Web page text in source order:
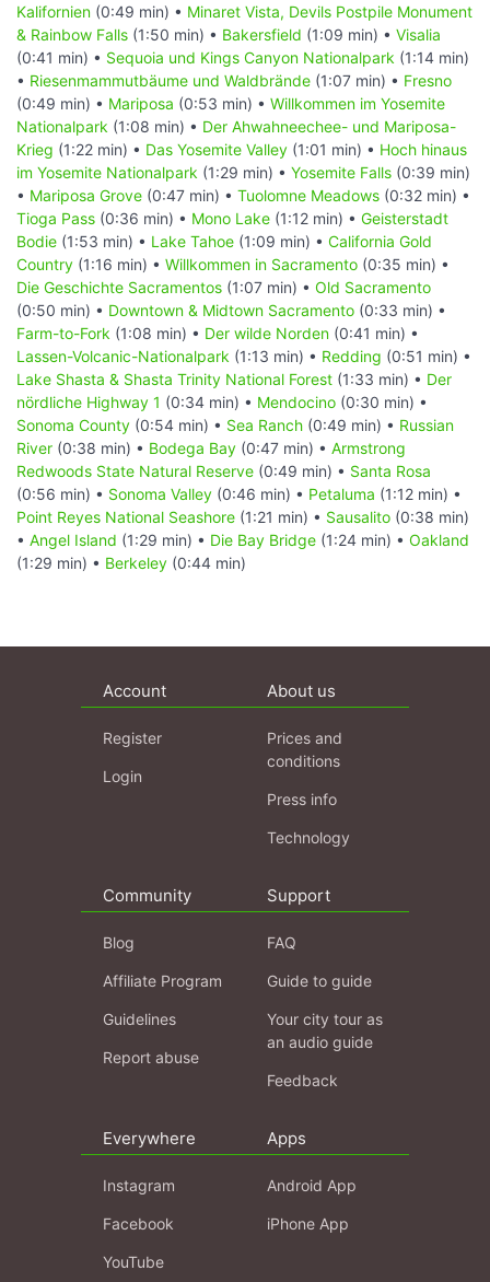
Kalifornien (0:49 min) • Minaret Vista, Devils Postpile Monument
& Rainbow Falls (1:50 min) • Bakersfield (1:09 min) • Visalia
(0:41 min) • Sequoia und Kings Canyon Nationalpark (1:14 min)
• Riesenmammutbäume und Waldbrände (1:07 min) • Fresno
(0:49 min) • Mariposa (0:53 min) • Willkommen im Yosemite
Nationalpark (1:08 min) • Der Ahwahneechee- und Mariposa-
Krieg (1:22 min) • Das Yosemite Valley (1:01 min) • Hoch hinaus
im Yosemite Nationalpark (1:29 min) • Yosemite Falls (0:39 min)
• Mariposa Grove (0:47 min) • Tuolomne Meadows (0:32 min) •
Tioga Pass (0:36 min) • Mono Lake (1:12 min) • Geisterstadt
Bodie (1:53 min) • Lake Tahoe (1:09 min) • California Gold
Country (1:16 min) • Willkommen in Sacramento (0:35 min) •
Die Geschichte Sacramentos (1:07 min) • Old Sacramento
(0:50 min) • Downtown & Midtown Sacramento (0:33 min) •
Farm-to-Fork (1:08 min) • Der wilde Norden (0:41 min) •
Lassen-Volcanic-Nationalpark (1:13 min) • Redding (0:51 min) •
Lake Shasta & Shasta Trinity National Forest (1:33 min) • Der
nördliche Highway 1 (0:34 min) • Mendocino (0:30 min) •
Sonoma County (0:54 min) • Sea Ranch (0:49 min) • Russian
River (0:38 min) • Bodega Bay (0:47 min) • Armstrong
Redwoods State Natural Reserve (0:49 min) • Santa Rosa
(0:56 min) • Sonoma Valley (0:46 min) • Petaluma (1:12 min) •
Point Reyes National Seashore (1:21 min) • Sausalito (0:38 min)
• Angel Island (1:29 min) • Die Bay Bridge (1:24 min) • Oakland
(1:29 min) • Berkeley (0:44 min)
Account
Register
Login
About us
Prices and
conditions
Press info
Technology
Community
Blog
Affiliate Program
Guidelines
Report abuse
Support
FAQ
Guide to guide
Your city tour as
an audio guide
Feedback
Everywhere
Instagram
Facebook
YouTube
Apps
Android App
iPhone App